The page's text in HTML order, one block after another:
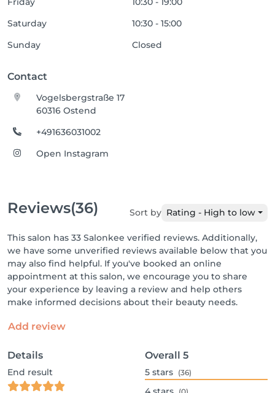
Saturday
10:30 - 15:00
Sunday
Closed
Contact
Vogelsbergstraße 17
60316 Ostend
+491636031002
Open Instagram
Reviews(36) Sort by Rating - High to low
This salon has 33 Salonkee verified reviews. Additionally,
we have some unverified reviews available below that you
may also find helpful. If you've booked an online
appointment at this salon, we encourage you to share
your experience by leaving a review and help others
make informed decisions about their beauty needs.
Add review
Details
End result
Overall 5
5 stars (36)